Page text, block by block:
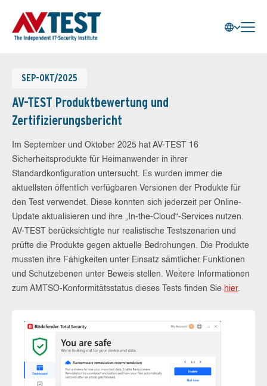
SEP-OKT/2025
AV-TEST Produktbewertung und
Zertifizierungsbericht
Im September und Oktober 2025 hat AV-TEST 16
Sicherheitsprodukte für Heimanwender in ihrer
Standardkonfiguration untersucht. Es wurden immer die
aktuellsten öffentlich verfügbaren Versionen der Produkte für
den Test verwendet. Diese konnten sich jederzeit per Online-
Update aktualisieren und ihre „In-the-Cloud“-Services nutzen.
AV-TEST berücksichtigte nur realistische Testszenarien und
prüfte die Produkte gegen aktuelle Bedrohungen. Die Produkte
mussten ihre Fähigkeiten unter Einsatz sämtlicher Funktionen
und Schutzebenen unter Beweis stellen. Weitere Informationen
zum AMTSO-Konformitätsstatus dieses Tests finden Sie hier.